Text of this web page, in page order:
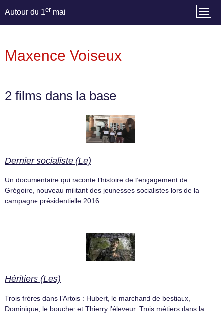
Autour du 1er mai
Maxence Voiseux
2 films dans la base
Dernier socialiste (Le)
Un documentaire qui raconte l’histoire de l’engagement de
Grégoire, nouveau militant des jeunesses socialistes lors de la
campagne présidentielle 2016.
Héritiers (Les)
Trois frères dans l’Artois : Hubert, le marchand de bestiaux,
Dominique, le boucher et Thierry l’éleveur. Trois métiers dans la